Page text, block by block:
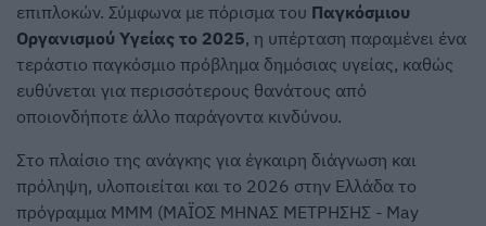
επιπλοκών. Σύμφωνα με πόρισμα του Παγκόσμιου
Οργανισμού Υγείας το 2025, η υπέρταση παραμένει ένα
τεράστιο παγκόσμιο πρόβλημα δημόσιας υγείας, καθώς
ευθύνεται για περισσότερους θανάτους από
οποιονδήποτε άλλο παράγοντα κινδύνου.
Στο πλαίσιο της ανάγκης για έγκαιρη διάγνωση και
πρόληψη, υλοποιείται και το 2026 στην Ελλάδα το
πρόγραμμα ΜΜΜ (ΜΑΪΟΣ ΜΗΝΑΣ ΜΕΤΡΗΣΗΣ - May